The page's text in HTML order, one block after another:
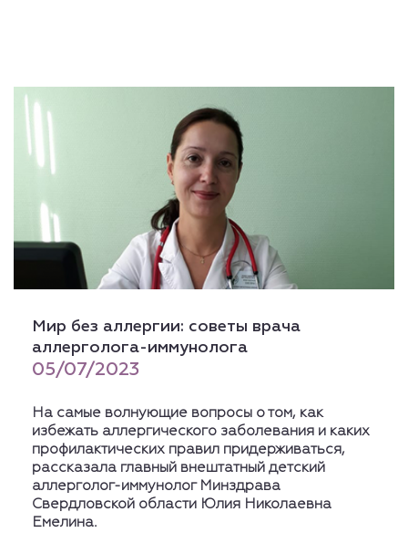
Мир без аллергии: советы врача
аллерголога-иммунолога
05/07/2023
На самые волнующие вопросы о том, как
избежать аллергического заболевания и каких
профилактических правил придерживаться,
рассказала главный внештатный детский
аллерголог-иммунолог Минздрава
Свердловской области Юлия Николаевна
Емелина.